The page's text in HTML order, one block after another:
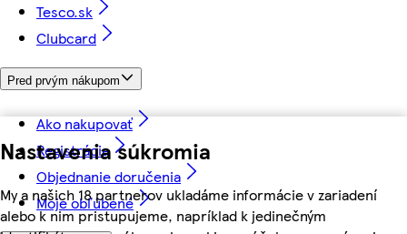
Nastavenia súkromia
My a našich 18 partnerov ukladáme informácie v zariadení
alebo k nim pristupujeme, napríklad k jedinečným
Tesco.sk
Clubcard
Pred prvým nákupom
Ako nakupovať
Registrácia
Objednanie doručenia
Moje obľúbené